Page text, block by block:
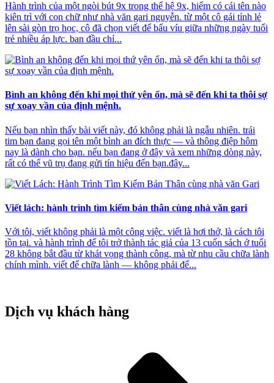
Hành trình của một ngòi bút 9x trong thế hệ 9x, hiếm có cái tên nào
kiên trì với con chữ như nhà văn gari nguyễn. từ một cô gái tỉnh lẻ
lên sài gòn trọ học, cô đã chọn viết để bấu víu giữa những ngày tuổi
trẻ nhiều áp lực. ban đầu chỉ...
Bình an không đến khi mọi thứ yên ổn, mà sẽ đến khi ta thôi sợ
sự xoay vần của định mệnh.
Nếu bạn nhìn thấy bài viết này, đó không phải là ngẫu nhiên. trái
tim bạn đang gọi tên một bình an đích thực — và thông điệp hôm
nay là dành cho bạn. nếu bạn đang ở đây và xem những dòng này,
rất có thể vũ trụ đang gửi tín hiệu đến bạn.đây...
Viết lách: hành trình tìm kiếm bản thân cùng nhà văn gari
Với tôi, viết không phải là một công việc. viết là hơi thở, là cách tôi
tồn tại. và hành trình để tôi trở thành tác giả của 13 cuốn sách ở tuổi
28 không bắt đầu từ khát vọng thành công, mà từ nhu cầu chữa lành
chính mình. viết để chữa lành — không phải để...
Dịch vụ khách hàng